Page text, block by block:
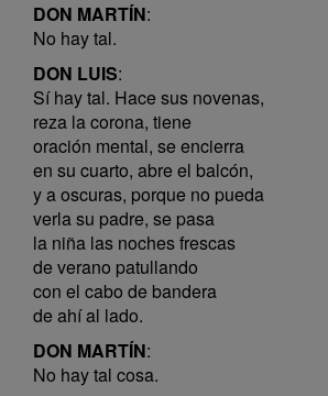
DON MARTÍN:
No hay tal.
DON LUIS:
Sí hay tal. Hace sus novenas,
reza la corona, tiene
oración mental, se encierra
en su cuarto, abre el balcón,
y a oscuras, porque no pueda
verla su padre, se pasa
la niña las noches frescas
de verano patullando
con el cabo de bandera
de ahí al lado.
DON MARTÍN:
No hay tal cosa.